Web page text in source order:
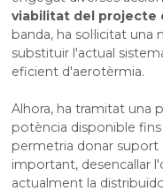
viabilitat del projecte
banda, ha sol·licitat
substituir l'actual
eficient d'aerotèrmia.
Alhora, ha tramitat una
potència disponible fins
permetria donar suport
important, desencallar
actualment la